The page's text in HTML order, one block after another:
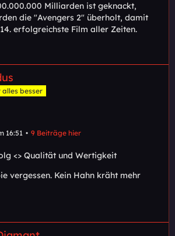
Milliarden ist geknackt,
die "Avengers 2" überholt, damit
erfolgreichste Film aller Zeiten.
alles besser
16:51 9 Beiträge hier
<> Qualität und Wertigkeit
vergessen. Kein Hahn kräht mehr